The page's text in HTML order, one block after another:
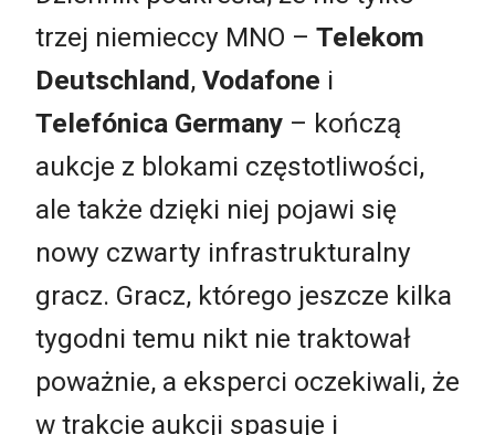
trzej niemieccy MNO – Telekom
Deutschland, Vodafone i
Telefónica Germany – kończą
aukcje z blokami częstotliwości,
ale także dzięki niej pojawi się
nowy czwarty infrastrukturalny
gracz. Gracz, którego jeszcze kilka
tygodni temu nikt nie traktował
poważnie, a eksperci oczekiwali, że
w trakcie aukcji spasuje i